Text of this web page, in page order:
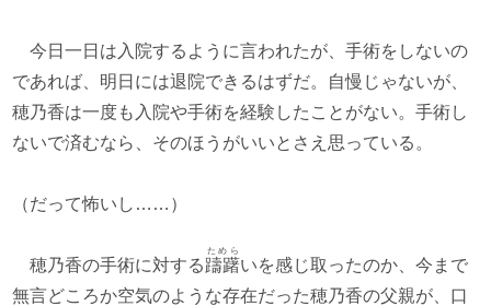
今日一日は入院するように言われたが、手術をしないの
であれば、明日には退院できるはずだ。自慢じゃないが、
穂乃香は一度も入院や手術を経験したことがない。手術し
ないで済むなら、そのほうがいいとさえ思っている。
（だって怖いし……）
穂乃香の手術に対する躊躇
ためら
いを感じ取ったのか、今まで
無言どころか空気のような存在だった穂乃香の父親が、口